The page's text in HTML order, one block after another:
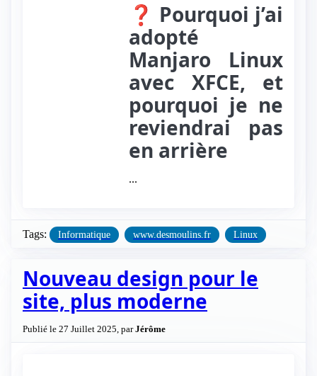
❓ Pourquoi j’ai
adopté
Manjaro Linux
avec XFCE, et
pourquoi je ne
reviendrai pas
en arrière
...
Tags: Informatique www.desmoulins.fr Linux
Nouveau design pour le
site, plus moderne
Publié le 27 Juillet 2025, parJérôme